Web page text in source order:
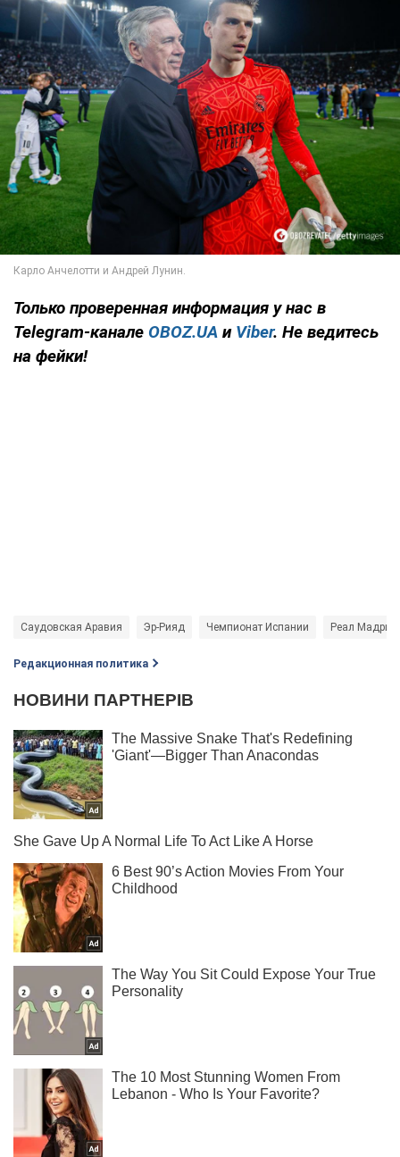
Только проверенная информация у нас в
Telegram-канале OBOZ.UA и Viber. Не ведитесь
на фейки!
Саудовская Аравия Эр-Рияд Чемпионат Испании Реал Мадрид
Редакционная политика